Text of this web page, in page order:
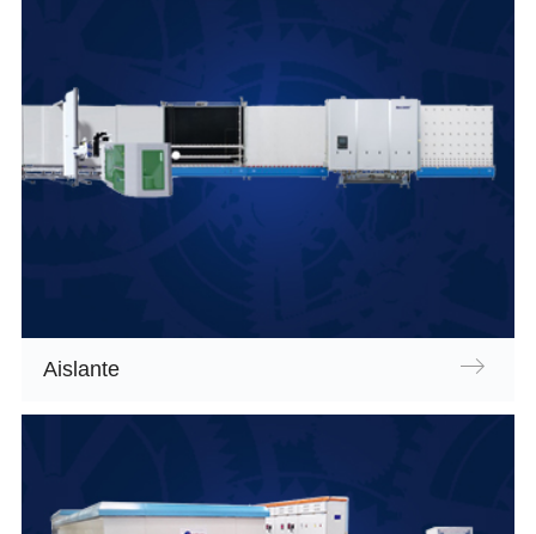
Aislante